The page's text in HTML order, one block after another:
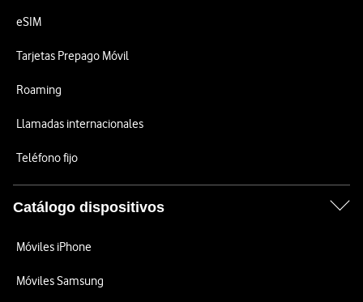
eSIM
Tarjetas Prepago Móvil
Roaming
Llamadas internacionales
Teléfono fijo
Catálogo dispositivos
Móviles iPhone
Móviles Samsung